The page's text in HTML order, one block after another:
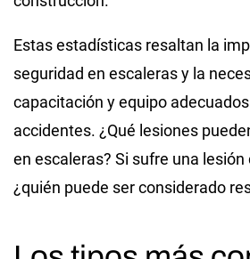
Estas estadísticas resaltan la
seguridad en escaleras y la
capacitación y equipo
accidentes. ¿Qué lesiones
en escaleras? Si sufre una
¿quién puede ser considerado